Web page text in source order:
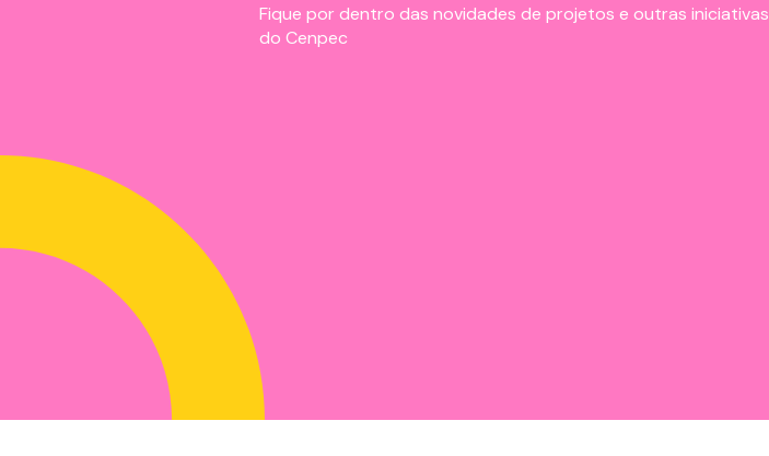
Fique por dentro das novidades de projetos e outras iniciativas
do Cenpec